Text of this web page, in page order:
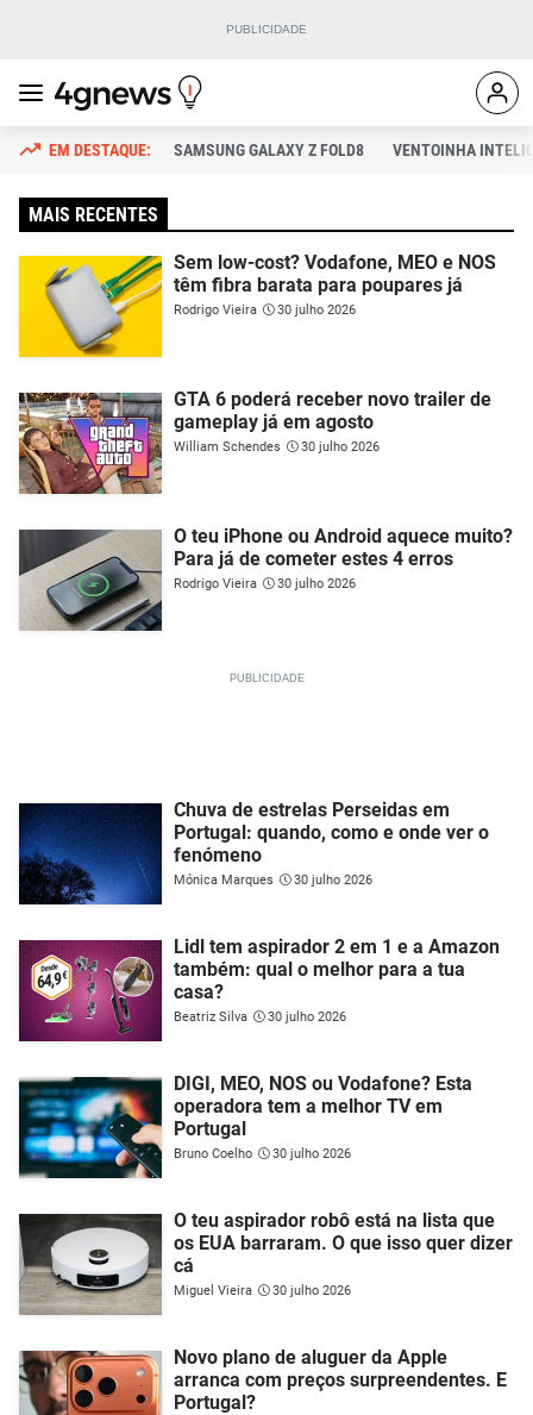
SAMSUNG GALAXY Z FOLD8 VENTOINHA
MAIS RECENTES
Sem low-cost? Vodafone, MEO e NOS
têm fibra barata para poupares já
Rodrigo Vieira 30 julho 2026
GTA 6 poderá receber novo trailer de
gameplay já em agosto
William Schendes 30 julho 2026
O teu iPhone ou Android aquece muito?
Para já de cometer estes 4 erros
Rodrigo Vieira 30 julho 2026
Chuva de estrelas Perseidas em
Portugal: quando, como e onde ver o
fenómeno
Mónica Marques 30 julho 2026
Lidl tem aspirador 2 em 1 e a Amazon
também: qual o melhor para a tua
casa?
Beatriz Silva 30 julho 2026
DIGI, MEO, NOS ou Vodafone? Esta
operadora tem a melhor TV em
Portugal
Bruno Coelho 30 julho 2026
O teu aspirador robô está na lista que
os EUA barraram. O que isso quer dizer
cá
Miguel Vieira 30 julho 2026
Novo plano de aluguer da Apple
arranca com preços surpreendentes. E
Portugal?